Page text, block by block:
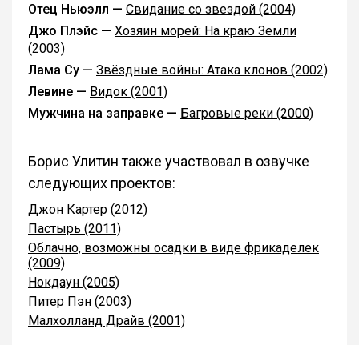
Отец Ньюэлл — Свидание со звездой (2004)
Джо Плэйс — Хозяин морей: На краю Земли
(2003)
Лама Су — Звёздные войны: Атака клонов (2002)
Левине — Видок (2001)
Мужчина на заправке — Багровые реки (2000)
Борис Улитин также участвовал в озвучке
следующих проектов:
Джон Картер (2012)
Пастырь (2011)
Облачно, возможны осадки в виде фрикаделек
(2009)
Нокдаун (2005)
Питер Пэн (2003)
Малхолланд Драйв (2001)